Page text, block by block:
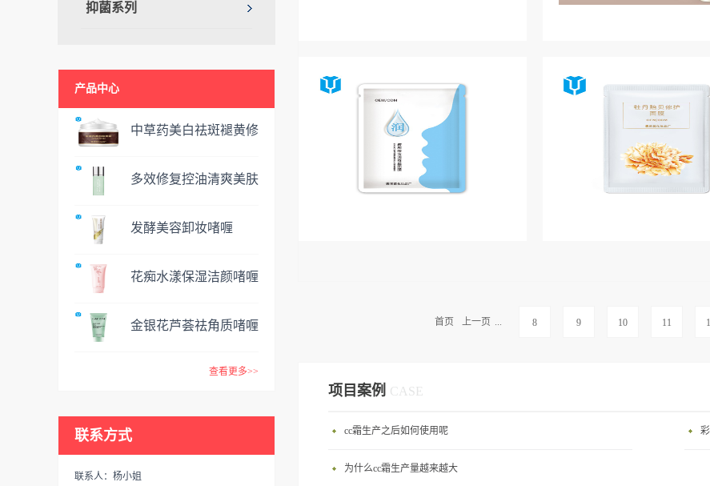
抑菌系列
产品中心
中草药美白祛斑褪黄修
多效修复控油清爽美肤
发酵美容卸妆啫喱
花痴水漾保湿洁颜啫喱
金银花芦荟祛角质啫喱
查看更多>>
联系方式
联系人：杨小姐
首页 上一页 ... 8 9 10 11
项目案例 CASE
cc霜生产之后如何使用呢
为什么cc霜生产量越来越大